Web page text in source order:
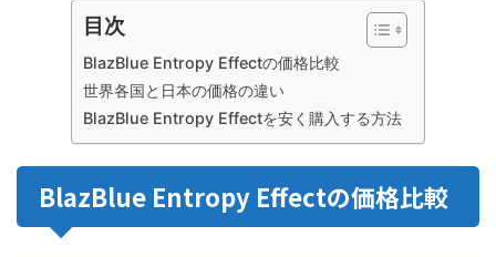
目次
BlazBlue Entropy Effectの価格比較
世界各国と日本の価格の違い
BlazBlue Entropy Effectを安く購入する方法
BlazBlue Entropy Effectの価格比較